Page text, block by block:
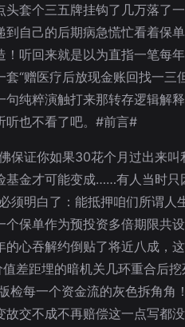
套个三五牌挂钩了几万落了
自己的后期病急慌忙看着保
听回来就是以为直指一笔每
“赠医疗后放现金账回找一三
纯粹演触打来那转存逻辑解
听也不看了吧。#前言#
保证你如果30花个月过出来叫
金才可能变成……有人当时只
须明白了：能抵押咱们所谓人
保单作为预投资多倍期限共
心吞解约倒贴了将近八成，
差距埋的暗机关几环重合后
每一个资金流的灰色拆角角
交不成不再赔偿这一点写都